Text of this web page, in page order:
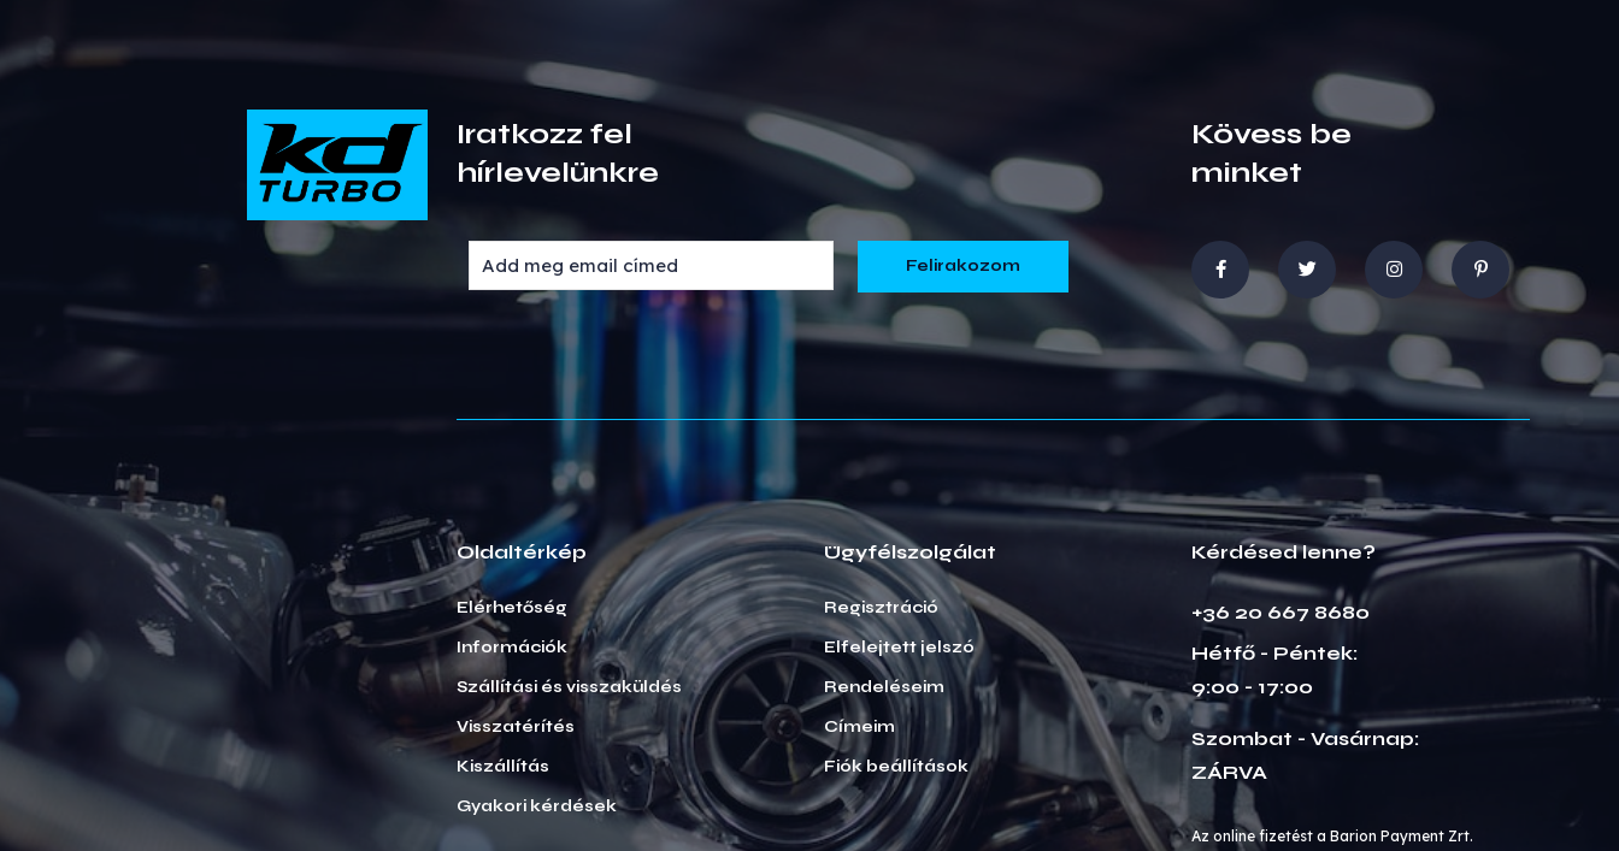
Iratkozz fel
hírlevelünkre
Kövess be
minket
Oldaltérkép
Elérhetőség
Információk
Szállítási és visszaküldés
Visszatérítés
Kiszállítás
Gyakori kérdések
Ügyfélszolgálat
Regisztráció
Elfelejtett jelszó
Rendeléseim
Címeim
Fiók beállítások
Kérdésed lenne?
+36 20 667 8680
Hétfő - Péntek:
9:00 - 17:00
Szombat - Vasárnap:
ZÁRVA
Az online fizetést a Barion Payment Zrt.